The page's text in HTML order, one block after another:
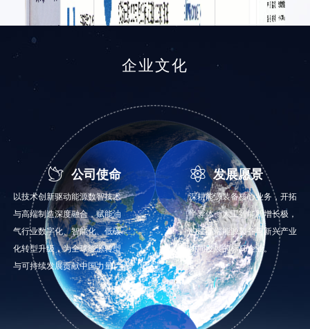
企业文化
 公司使命
以技术创新驱动能源数智技术
与高端制造深度融合，赋能油
气行业数字化、智能化、低碳
化转型升级，为全球能源转型
与可持续发展贡献中国力量。
 发展愿景
深耕能源装备核心业务，开拓
半导体、人工智能新增长极，
构建高端能源装备与新兴产业
协同发展的标杆企业。